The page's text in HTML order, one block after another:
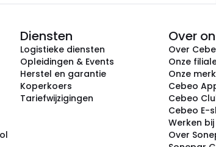
Diensten
Logistieke diensten
Opleidingen & Events
Herstel en garantie
Koperkoers
Tariefwijzigingen
Over
Over
Onze
Onze
Cebeo
Cebeo
Cebeo E-
Werken
Over